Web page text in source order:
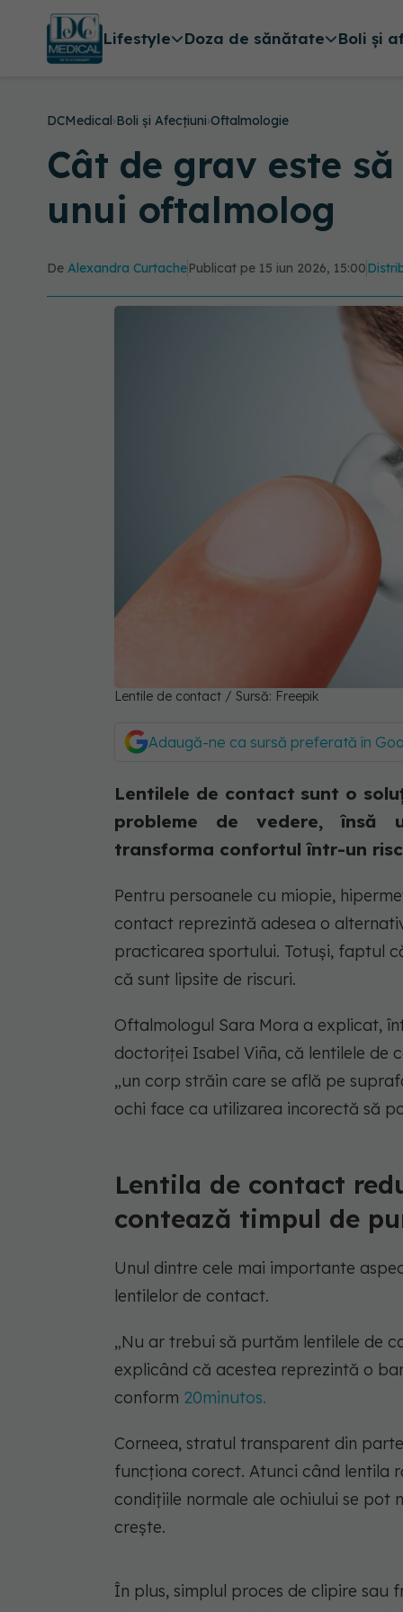
Lifestyle Doza de sănătate Boli și
DCMedical›Boli și Afecțiuni›Oftalmologie
Cât de grav este
unui oftalmolog
De Alexandra CurtachePublicat pe 15 iun 2026, 15:00
Lentile de contact / Sursă: Freepik
Adaugă-ne ca sursă preferată în
Lentilele de contact sunt o
probleme de vedere, însă
transforma confortul într-un
Pentru persoanele cu miopie,
contact reprezintă adesea o
practicarea sportului. Totuși, faptul
că sunt lipsite de riscuri.
Oftalmologul Sara Mora a explicat,
doctoriței Isabel Viña, că lentilele de
„un corp străin care se află pe
ochi face ca utilizarea incorectă să
Lentila de contact
contează timpul de
Unul dintre cele mai importante
lentilelor de contact.
„Nu ar trebui să purtăm lentilele de
explicând că acestea reprezintă o
conform 20minutos.
Corneea, stratul transparent din
funcționa corect. Atunci când lentila
condițiile normale ale ochiului se
crește.
În plus, simplul proces de clipire